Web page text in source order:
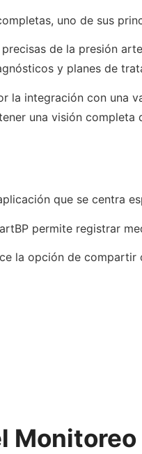
uno de sus
de la presión
y planes de
la integración con una
una visión completa
que se centra
permite registrar
la opción de